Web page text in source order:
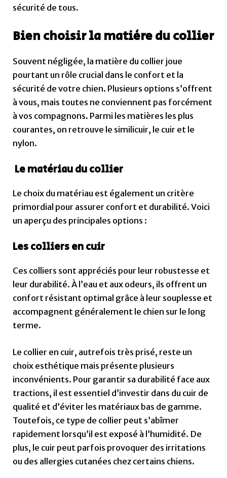
sécurité de tous.
Bien choisir la matière du collier
Souvent négligée, la matière du collier joue
pourtant un rôle crucial dans le confort et la
sécurité de votre chien. Plusieurs options s’offrent
à vous, mais toutes ne conviennent pas forcément
à vos compagnons. Parmi les matières les plus
courantes, on retrouve le similicuir, le cuir et le
nylon.
Le matériau du collier
Le choix du matériau est également un critère
primordial pour assurer confort et durabilité. Voici
un aperçu des principales options :
Les colliers en cuir
Ces colliers sont appréciés pour leur robustesse et
leur durabilité. À l’eau et aux odeurs, ils offrent un
confort résistant optimal grâce à leur souplesse et
accompagnent généralement le chien sur le long
terme.
Le collier en cuir, autrefois très prisé, reste un
choix esthétique mais présente plusieurs
inconvénients. Pour garantir sa durabilité face aux
tractions, il est essentiel d’investir dans du cuir de
qualité et d’éviter les matériaux bas de gamme.
Toutefois, ce type de collier peut s’abîmer
rapidement lorsqu’il est exposé à l’humidité. De
plus, le cuir peut parfois provoquer des irritations
ou des allergies cutanées chez certains chiens.